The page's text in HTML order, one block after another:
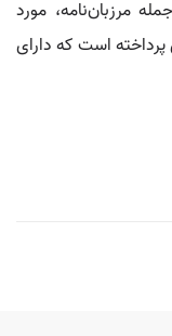
مرزبان‌نامه، مورد
است که دارای